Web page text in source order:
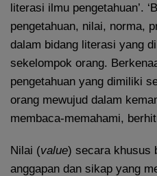
literasi ilmu pengetahuan’.
pengetahuan, nilai, norma,
dalam bidang literasi yang
sekelompok orang.
pengetahuan yang dimiliki
orang mewujud dalam
membaca-memahami,
Nilai (value) secara khusus
anggapan dan sikap yang